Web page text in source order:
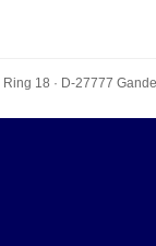
Ring 18 · D-27777